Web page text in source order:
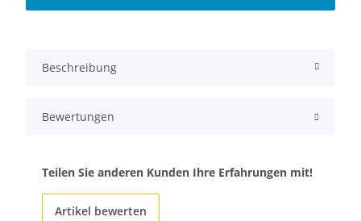
Beschreibung
Bewertungen
Teilen Sie anderen Kunden Ihre Erfahrungen mit!
Artikel bewerten